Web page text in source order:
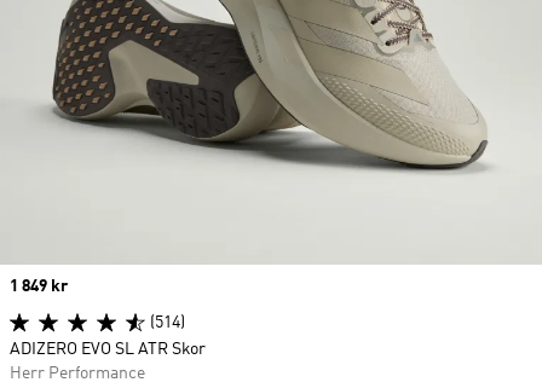
Price
1 849 kr
(514)
ADIZERO EVO SL ATR Skor
Herr Performance